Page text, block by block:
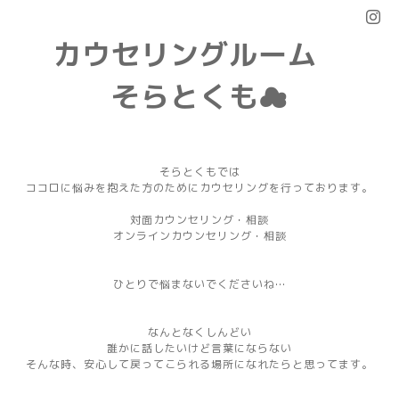
カウセリングルーム
そらとくも☁
そらとくもでは
ココロに悩みを抱えた方のためにカウセリングを行っております。
対面カウンセリング・相談
オンラインカウンセリング・相談
ひとりで悩まないでくださいね…
なんとなくしんどい
誰かに話したいけど言葉にならない
そんな時、安心して戻ってこられる場所になれたらと思ってます。